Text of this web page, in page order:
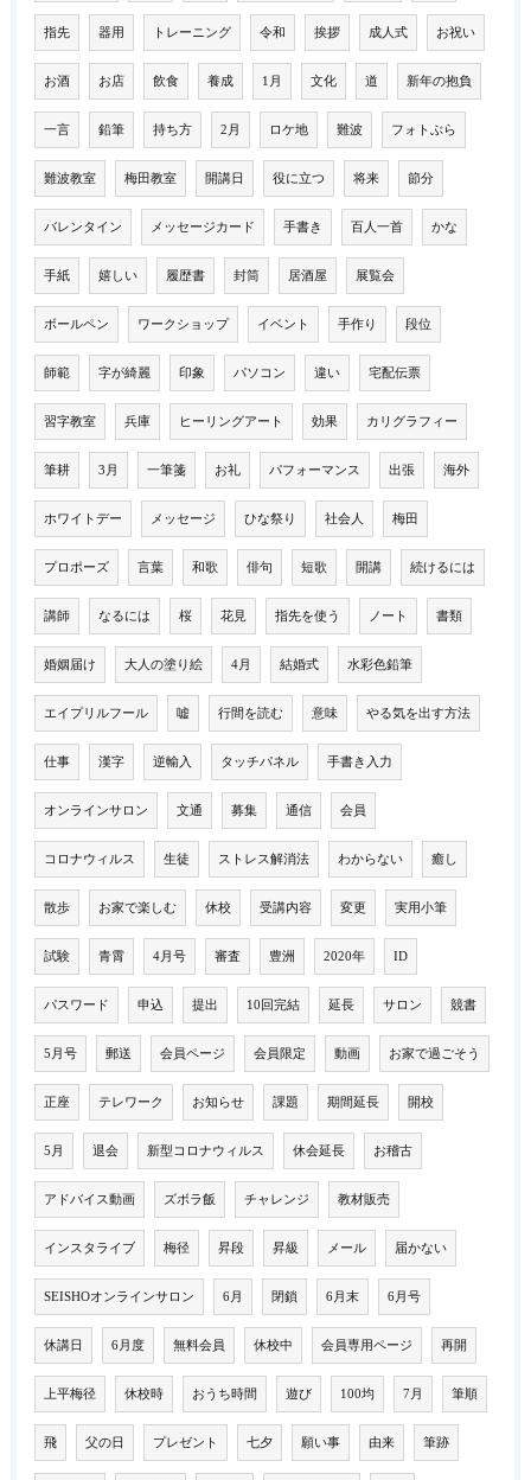
指先 器用 トレーニング 令和 挨拶 成人式 お祝い
お酒 お店 飲食 養成 1月 文化 道 新年の抱負
一言 鉛筆 持ち方 2月 ロケ地 難波 フォトぶら
難波教室 梅田教室 開講日 役に立つ 将来 節分
バレンタイン メッセージカード 手書き 百人一首 かな
手紙 嬉しい 履歴書 封筒 居酒屋 展覧会
ボールペン ワークショップ イベント 手作り 段位
師範 字が綺麗 印象 パソコン 違い 宅配伝票
習字教室 兵庫 ヒーリングアート 効果 カリグラフィー
筆耕 3月 一筆箋 お礼 パフォーマンス 出張 海外
ホワイトデー メッセージ ひな祭り 社会人 梅田
プロポーズ 言葉 和歌 俳句 短歌 開講 続けるには
講師 なるには 桜 花見 指先を使う ノート 書類
婚姻届け 大人の塗り絵 4月 結婚式 水彩色鉛筆
エイプリルフール 嘘 行間を読む 意味 やる気を出す方法
仕事 漢字 逆輸入 タッチパネル 手書き入力
オンラインサロン 文通 募集 通信 会員
コロナウィルス 生徒 ストレス解消法 わからない 癒し
散歩 お家で楽しむ 休校 受講内容 変更 実用小筆
試験 青霄 4月号 審査 豊洲 2020年 ID
パスワード 申込 提出 10回完結 延長 サロン 競書
5月号 郵送 会員ページ 会員限定 動画 お家で過ごそう
正座 テレワーク お知らせ 課題 期間延長 開校
5月 退会 新型コロナウィルス 休会延長 お稽古
アドバイス動画 ズボラ飯 チャレンジ 教材販売
インスタライブ 梅径 昇段 昇級 メール 届かない
SEISHOオンラインサロン 6月 閉鎖 6月末 6月号
休講日 6月度 無料会員 休校中 会員専用ページ 再開
上平梅径 休校時 おうち時間 遊び 100均 7月 筆順
飛 父の日 プレゼント 七夕 願い事 由来 筆跡